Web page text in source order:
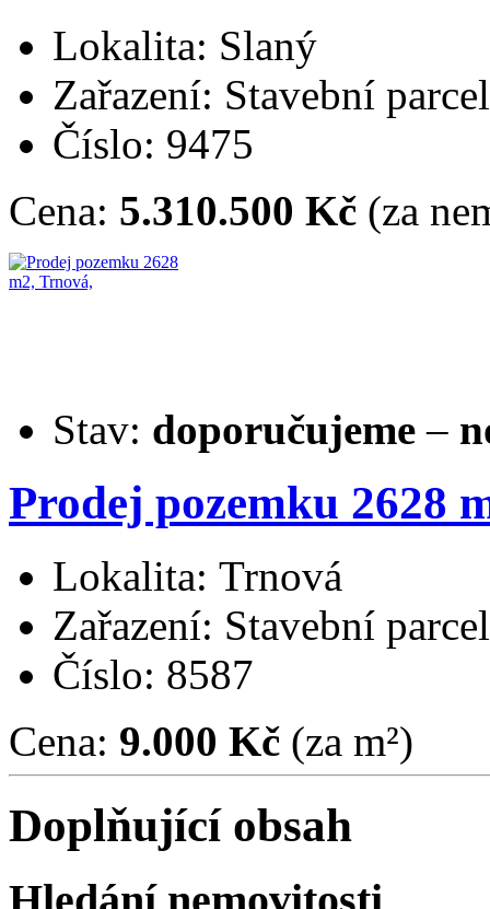
Lokalita: Slaný
Zařazení: Stavební
Číslo: 9475
Cena: 5.310.500 Kč (za
Stav: doporučujeme –
Prodej pozemku 2628
Lokalita: Trnová
Zařazení: Stavební
Číslo: 8587
Cena: 9.000 Kč (za m²)
Doplňující obsah